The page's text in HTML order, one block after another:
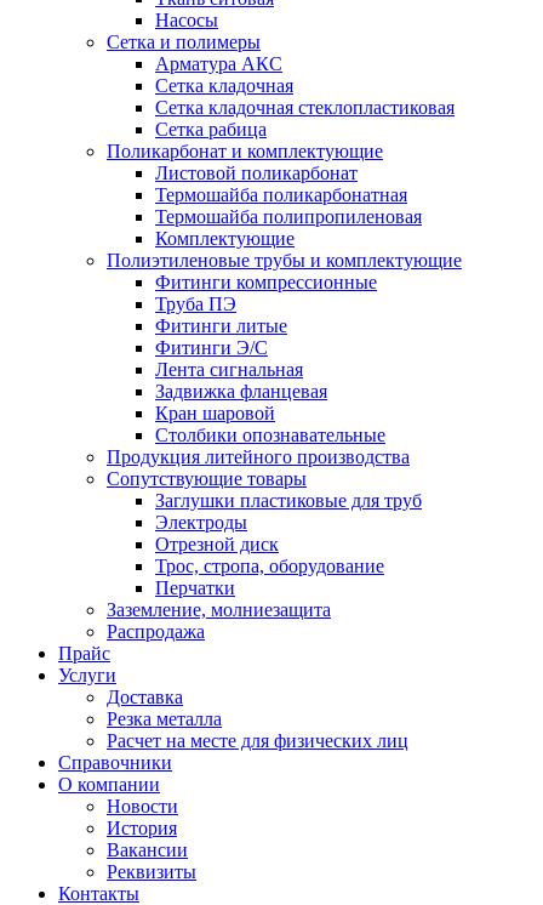
Насосы
Сетка и полимеры
Арматура АКС
Сетка кладочная
Сетка кладочная стеклопластиковая
Сетка рабица
Поликарбонат и комплектующие
Листовой поликарбонат
Термошайба поликарбонатная
Термошайба полипропиленовая
Комплектующие
Полиэтиленовые трубы и комплектующие
Фитинги компрессионные
Труба ПЭ
Фитинги литые
Фитинги Э/С
Лента сигнальная
Задвижка фланцевая
Кран шаровой
Столбики опознавательные
Продукция литейного производства
Сопутствующие товары
Заглушки пластиковые для труб
Электроды
Отрезной диск
Трос, стропа, оборудование
Перчатки
Заземление, молниезащита
Распродажа
Прайс
Услуги
Доставка
Резка металла
Расчет на месте для физических лиц
Справочники
О компании
Новости
История
Вакансии
Реквизиты
Контакты